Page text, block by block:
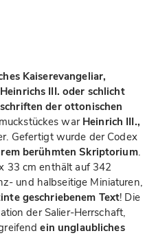
Kaiserevangeliar,
III. oder schlicht
der ottonischen
warHeinrich III.,
Gefertigt wurde der Codex
berühmten Skriptorium.
33 cm enthält auf 342
und halbseitige Miniaturen,
geschriebenem Text! Die
der Salier-Herrschaft,
ein unglaubliches